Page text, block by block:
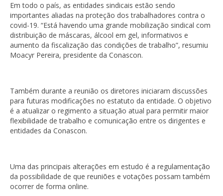
Em todo o país, as entidades sindicais estão sendo
importantes aliadas na proteção dos trabalhadores contra o
covid-19. “Está havendo uma grande mobilização sindical com
distribuição de máscaras, álcool em gel, informativos e
aumento da fiscalização das condições de trabalho”, resumiu
Moacyr Pereira, presidente da Conascon.
Também durante a reunião os diretores iniciaram discussões
para futuras modificações no estatuto da entidade. O objetivo
é a atualizar o regimento a situação atual para permitir maior
flexibilidade de trabalho e comunicação entre os dirigentes e
entidades da Conascon.
Uma das principais alterações em estudo é a regulamentação
da possibilidade de que reuniões e votações possam também
ocorrer de forma online.